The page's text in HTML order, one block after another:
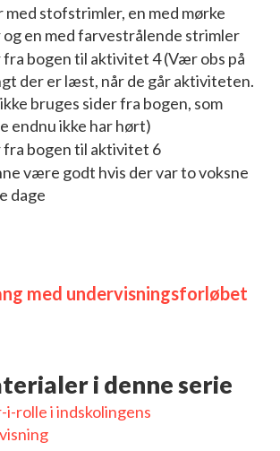
med stofstrimler, en med mørke
en med farvestrålende strimler
fra bogen til aktivitet 4 (Vær obs på
der er læst, når de går aktiviteten.
bruges sider fra bogen, som
endnu ikke har hørt)
fra bogen til aktivitet 6
være godt hvis der var to voksne
dage
med undervisningsforløbet
i denne serie
rolle i indskolingens